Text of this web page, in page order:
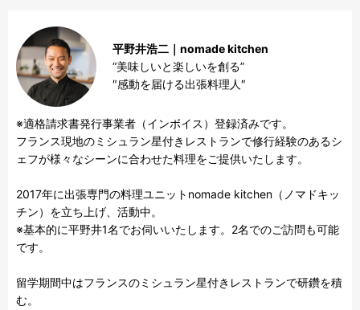
平野井浩二｜nomade kitchen
“美味しいと楽しいを創る”
″感動を届ける出張料理人″
※適格請求書発行事業者（インボイス）登録済みです。
フランス現地のミシュラン星付きレストランで修行経験のあるシ
ェフが様々なシーンに合わせた料理をご提供いたします。
2017年に出張専門の料理ユニットnomade kitchen（ノマドキッ
チン）を立ち上げ、活動中。
※基本的に平野井1名でお伺いいたします。2名でのご訪問も可能
です。
留学期間中はフランスのミシュラン星付きレストランで研鑽を積
む。